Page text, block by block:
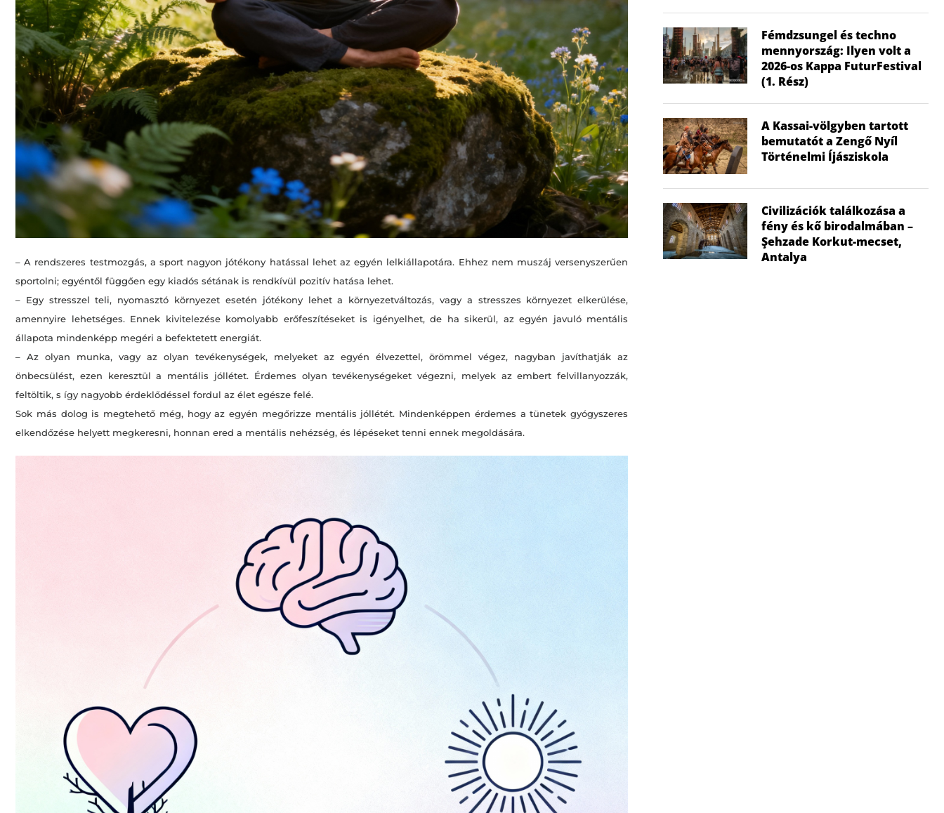
– A rendszeres testmozgás, a sport nagyon jótékony hatással lehet az egyén lelkiállapotára. Ehhez nem muszáj versenyszerűen
sportolni; egyéntől függően egy kiadós sétának is rendkívül pozitív hatása lehet.
– Egy stresszel teli, nyomasztó környezet esetén jótékony lehet a környezetváltozás, vagy a stresszes környezet elkerülése,
amennyire lehetséges. Ennek kivitelezése komolyabb erőfeszítéseket is igényelhet, de ha sikerül, az egyén javuló mentális
állapota mindenképp megéri a befektetett energiát.
– Az olyan munka, vagy az olyan tevékenységek, melyeket az egyén élvezettel, örömmel végez, nagyban javíthatják az
önbecsülést, ezen keresztül a mentális jóllétet. Érdemes olyan tevékenységeket végezni, melyek az embert felvillanyozzák,
feltöltik, s így nagyobb érdeklődéssel fordul az élet egésze felé.
Sok más dolog is megtehető még, hogy az egyén megőrizze mentális jóllétét. Mindenképpen érdemes a tünetek gyógyszeres
elkendőzése helyett megkeresni, honnan ered a mentális nehézség, és lépéseket tenni ennek megoldására.
Fémdzsungel és techno
mennyország: Ilyen volt a
2026-os Kappa FuturFestival
(1. Rész)
A Kassai-völgyben tartott
bemutatót a Zengő Nyíl
Történelmi Íjásziskola
Civilizációk találkozása a
fény és kő birodalmában –
Şehzade Korkut-mecset,
Antalya